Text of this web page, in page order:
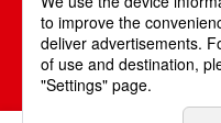
KBCが取材・撮
テレビ・ラジオ・インタ
All Rights
＞ジモタイムズについて
＞個人情報の取り扱いについて